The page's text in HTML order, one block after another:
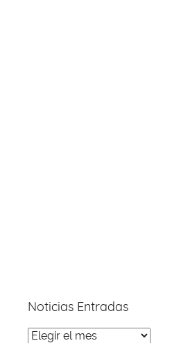
Noticias Entradas
Noticias